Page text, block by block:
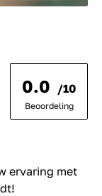
0.0 /10
Beoordeling
ervaring met